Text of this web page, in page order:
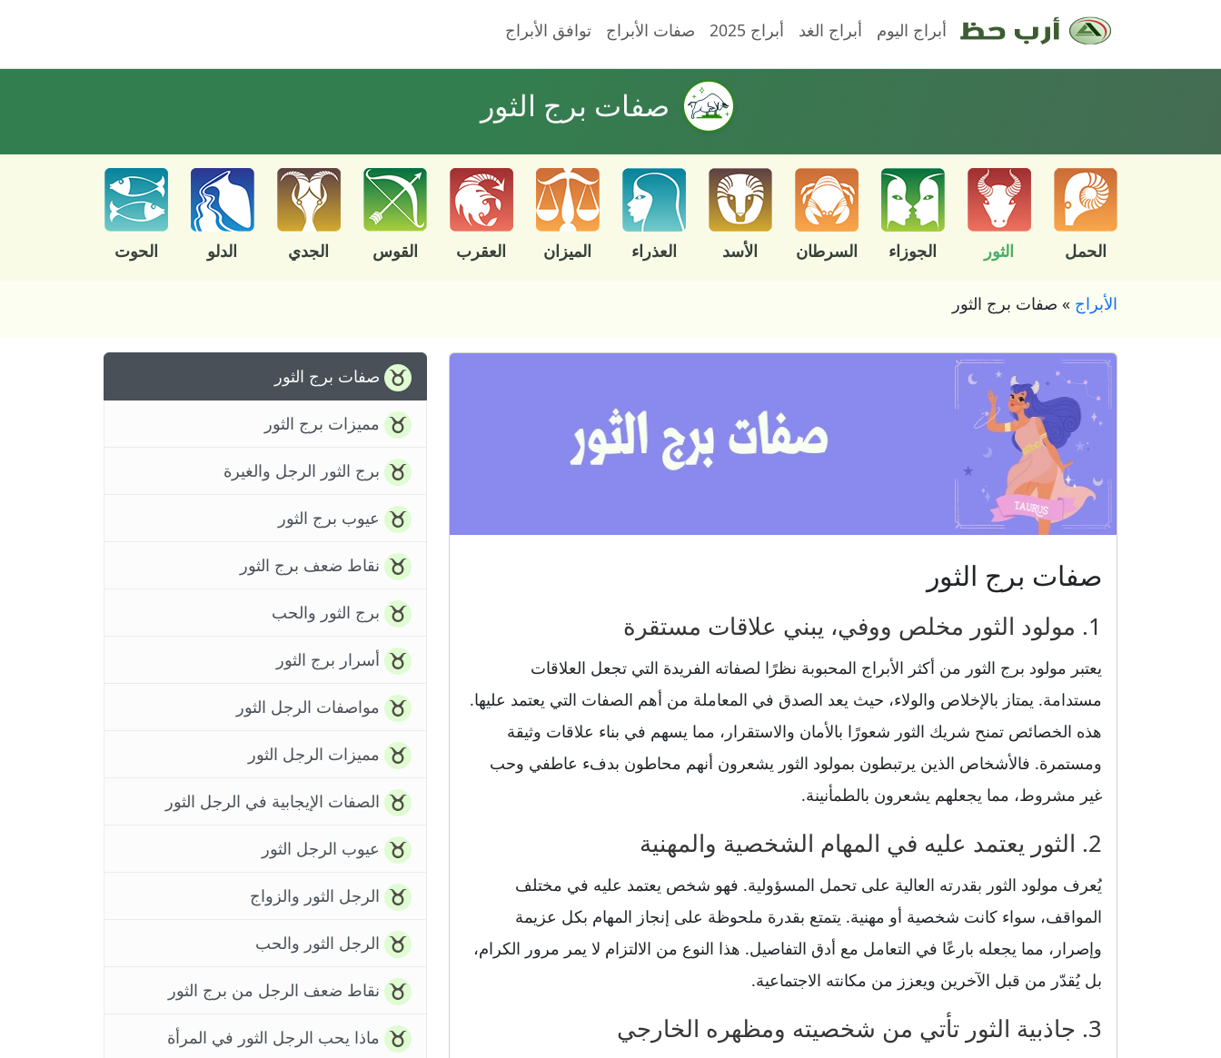
أبراج اليوم أبراج الغد أبراج 2025 صفات الأبراج توافق الأبراج
صفات برج الثور
الحمل الثور الجوزاء السرطان الأسد العذراء الميزان العقرب القوس الجدي الدلو الحوت
الأبراج » صفات برج الثور
صفات برج الثور
1. مولود الثور مخلص ووفي، يبني علاقات مستقرة
يعتبر مولود برج الثور من أكثر الأبراج المحبوبة نظرًا لصفاته الفريدة التي تجعل العلاقات
مستدامة. يمتاز بالإخلاص والولاء، حيث يعد الصدق في المعاملة من أهم الصفات التي يعتمد عليها.
هذه الخصائص تمنح شريك الثور شعورًا بالأمان والاستقرار، مما يسهم في بناء علاقات وثيقة
ومستمرة. فالأشخاص الذين يرتبطون بمولود الثور يشعرون أنهم محاطون بدفء عاطفي وحب
غير مشروط، مما يجعلهم يشعرون بالطمأنينة.
2. الثور يعتمد عليه في المهام الشخصية والمهنية
يُعرف مولود الثور بقدرته العالية على تحمل المسؤولية. فهو شخص يعتمد عليه في مختلف
المواقف، سواء كانت شخصية أو مهنية. يتمتع بقدرة ملحوظة على إنجاز المهام بكل عزيمة
وإصرار، مما يجعله بارعًا في التعامل مع أدق التفاصيل. هذا النوع من الالتزام لا يمر مرور الكرام،
بل يُقدّر من قبل الآخرين ويعزز من مكانته الاجتماعية.
3. جاذبية الثور تأتي من شخصيته ومظهره الخارجي
صفات برج الثور
مميزات برج الثور
برج الثور الرجل والغيرة
عيوب برج الثور
نقاط ضعف برج الثور
برج الثور والحب
أسرار برج الثور
مواصفات الرجل الثور
مميزات الرجل الثور
الصفات الإيجابية في الرجل الثور
عيوب الرجل الثور
الرجل الثور والزواج
الرجل الثور والحب
نقاط ضعف الرجل من برج الثور
ماذا يحب الرجل الثور في المرأة